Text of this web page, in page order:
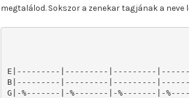
megtalálod. Sokszor a zenekar tagjának a neve
E|---------|---------|---------
B|---------|---------|---------
G|-%-------|-%-------|-%-------|-